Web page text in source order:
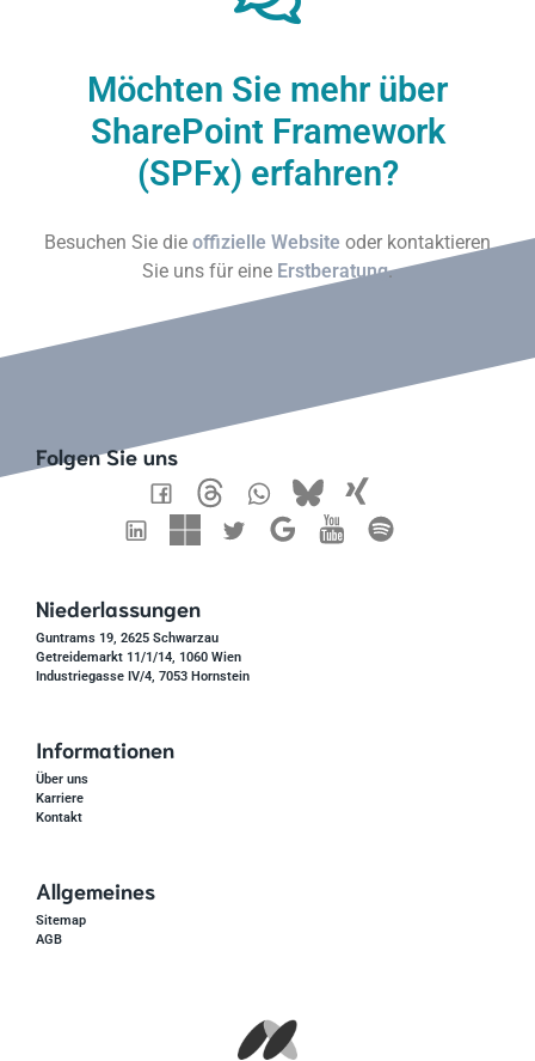
Möchten Sie mehr über
SharePoint Framework
(SPFx) erfahren?
Besuchen Sie die offizielle Website oder kontaktieren
Sie uns für eine Erstberatung.
Folgen Sie uns
Niederlassungen
Guntrams 19, 2625 Schwarzau
Getreidemarkt 11/1/14, 1060 Wien
Industriegasse IV/4, 7053 Hornstein
Informationen
Über uns
Karriere
Kontakt
Allgemeines
Sitemap
AGB